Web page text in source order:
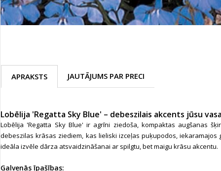
TOP piemājas dārzam 2024
APRAKSTS JAUTĀJUMS PAR PRECI
Lobēlija 'Regatta Sky Blue' – debeszilais akcents jūsu
Lobēlija 'Regatta Sky Blue' ir agrīni ziedoša, kompaktas augšanas
debeszilas krāsas ziediem, kas lieliski izceļas puķupodos, iekaramajos
ideāla izvēle dārza atsvaidzināšanai ar spilgtu, bet maigu krāsu akcentu.
Galvenās īpašības: